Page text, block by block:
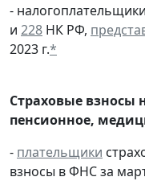
-
и 228 НК РФ,
2023 г.*
Страховые взносы
пенсионное,
- плательщики
взносы в ФНС за